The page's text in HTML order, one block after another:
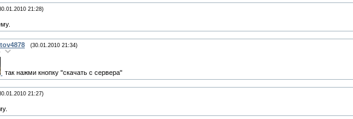
21:28)
(30.01.2010 21:34)
так нажми кнопку "скачать с сервера"
21:27)